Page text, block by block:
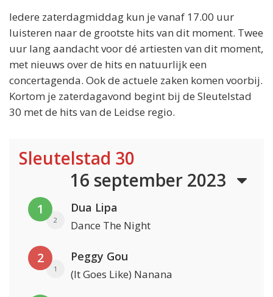
Iedere zaterdagmiddag kun je vanaf 17.00 uur
luisteren naar de grootste hits van dit moment. Twee
uur lang aandacht voor dé artiesten van dit moment,
met nieuws over de hits en natuurlijk een
concertagenda. Ook de actuele zaken komen voorbij.
Kortom je zaterdagavond begint bij de Sleutelstad
30 met de hits van de Leidse regio.
Sleutelstad 30
16 september 2023
1
2
Dua Lipa
Dance The Night
2
1
Peggy Gou
(It Goes Like) Nanana